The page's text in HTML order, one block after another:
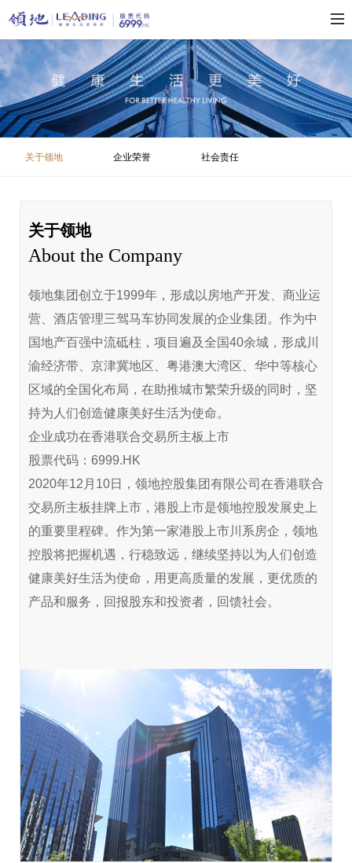
关于领地 企业荣誉 社会责任
关于领地
About the Company
领地集团创立于1999年，形成以房地产开发、商业运
营、酒店管理三驾马车协同发展的企业集团。作为中
国地产百强中流砥柱，项目遍及全国40余城，形成川
渝经济带、京津冀地区、粤港澳大湾区、华中等核心
区域的全国化布局，在助推城市繁荣升级的同时，坚
持为人们创造健康美好生活为使命。
企业成功在香港联合交易所主板上市
股票代码：6999.HK
2020年12月10日，领地控股集团有限公司在香港联合
交易所主板挂牌上市，港股上市是领地控股发展史上
的重要里程碑。作为第一家港股上市川系房企，领地
控股将把握机遇，行稳致远，继续坚持以为人们创造
健康美好生活为使命，用更高质量的发展，更优质的
产品和服务，回报股东和投资者，回馈社会。